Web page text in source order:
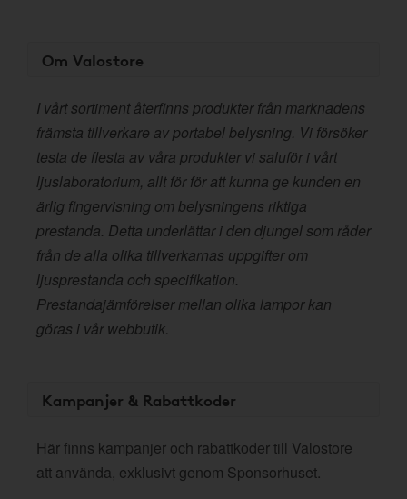
Om Valostore
I vårt sortiment återfinns produkter från marknadens
främsta tillverkare av portabel belysning. Vi försöker
testa de flesta av våra produkter vi saluför i vårt
ljuslaboratorium, allt för för att kunna ge kunden en
ärlig fingervisning om belysningens riktiga
prestanda. Detta underlättar i den djungel som råder
från de alla olika tillverkarnas uppgifter om
ljusprestanda och specifikation.
Prestandajämförelser mellan olika lampor kan
göras i vår webbutik.
Kampanjer & Rabattkoder
Här finns kampanjer och rabattkoder till Valostore
att använda, exklusivt genom Sponsorhuset.